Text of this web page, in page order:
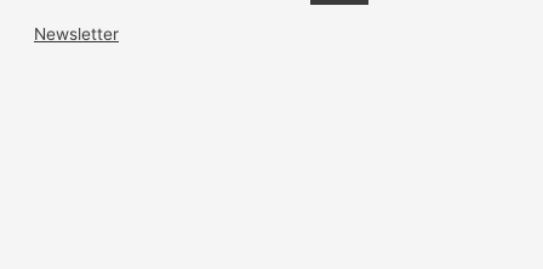
Newsletter